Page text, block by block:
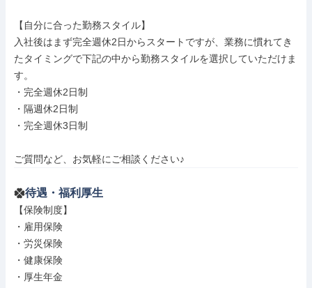
【自分に合った勤務スタイル】
入社後はまず完全週休2日からスタートですが、業務に慣れてき
たタイミングで下記の中から勤務スタイルを選択していただけま
す。
・完全週休2日制
・隔週休2日制
・完全週休3日制
ご質問など、お気軽にご相談ください♪
待遇・福利厚生
【保険制度】
・雇用保険
・労災保険
・健康保険
・厚生年金